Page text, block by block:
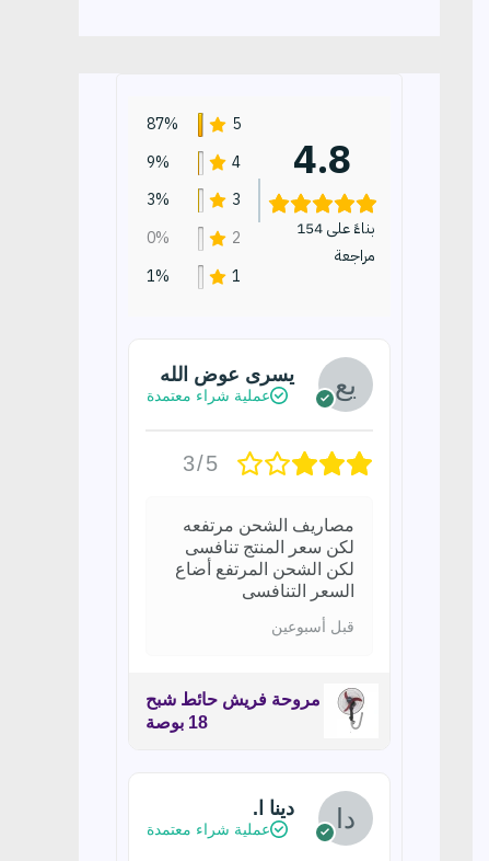
4.8
بناءً على 154
مراجعة
5
87%
4
9%
3
3%
2
0%
1
1%
يسرى عوض الله
عملية شراء معتمدة
3/5
مصاريف الشحن مرتفعه
لكن سعر المنتج تنافسى
لكن الشحن المرتفع أضاع
السعر التنافسى
قبل أسبوعين
مروحة فريش حائط شبح
18 بوصة
دينا ا.
عملية شراء معتمدة